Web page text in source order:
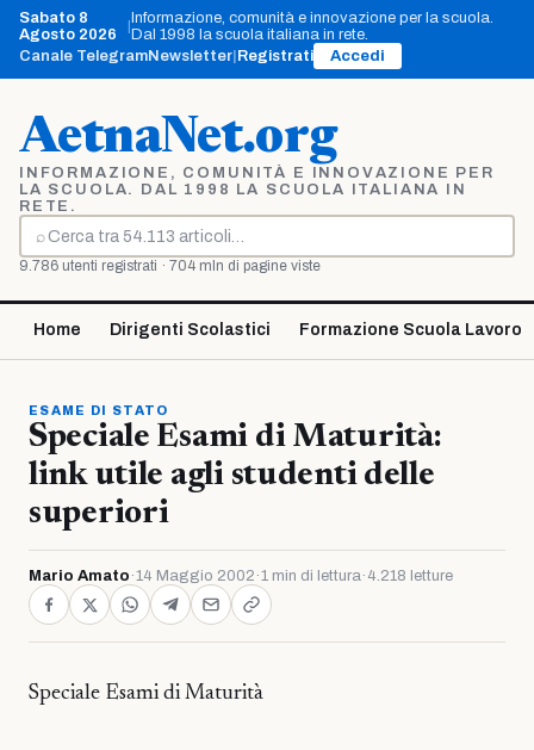
Vai
contenuto
Sabato 8
Agosto 2026
Informazione, comunità e innovazione per la scuola.
Dal 1998 la scuola italiana in rete.
Canale TelegramNewsletter Registrati Accedi
AetnaNet.org
INFORMAZIONE, COMUNITÀ E INNOVAZIONE PER
LA SCUOLA. DAL 1998 LA SCUOLA ITALIANA IN
RETE.
⌕
Cerca
9.786 utenti registrati · 704 mln di pagine viste
Home Dirigenti Scolastici Formazione Scuola Lavoro
ESAME DI STATO
Speciale Esami di Maturità:
link utile agli studenti delle
superiori
Mario Amato ·14 Maggio 2002 ·1 min di lettura· 4.218 letture
Speciale Esami di Maturità